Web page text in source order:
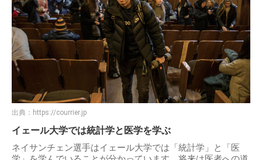
出典： https://courrier.jp
イェール大学では統計学と医学を学ぶ
ネイサンチェン選手はイェール大学では「統計学」と「医